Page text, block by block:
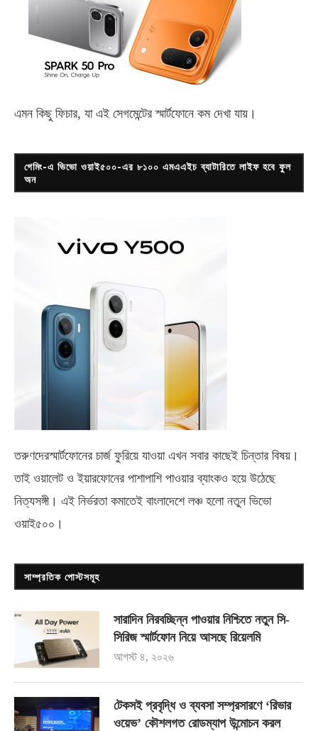
এমন কিছু ফিচার, যা এই সেগমেন্টের স্মার্টফোনে কম দেখা যায়।
গেমিং-এ ভিভো ওয়াই৫০০-এর ৮১০০ এমএএইচ ব্যাটারিতে লাইফ হবে ফুল
অন
তরুণদেরস্মার্টফোনের চার্জ ফুরিয়ে যাওয়া এখন সবার কাছেই চিন্তার বিষয়।
তাই ওয়ালেট ও ইয়ারফোনের পাশাপাশি পাওয়ার ব্যাংকও হয়ে উঠেছে
নিত্যসঙ্গী। এই নির্ভরতা কমাতেই বাংলাদেশে লঞ্চ হলো নতুন ভিভো
ওয়াই৫০০ ।
সাম্প্রতিক পোস্টসমূহ
সারাদিন নিরবচ্ছিন্ন পাওয়ার নিশ্চিতে নতুন সি-
সিরিজ স্মার্টফোন নিয়ে আসছে রিয়েলমি
আগস্ট ৪, ২০২৬
টেকসই প্রবৃদ্ধি ও ব্যবসা সম্প্রসারণে ‘রিভার
ওয়েভ’ কৌশলগত রোডম্যাপ উন্মোচন করল